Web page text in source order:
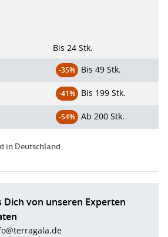
Bis 24 Stk.
-35% Bis 49 Stk.
-41% Bis 199 Stk.
-54% Ab 200 Stk.
in Deutschland
Dich von unseren Experten